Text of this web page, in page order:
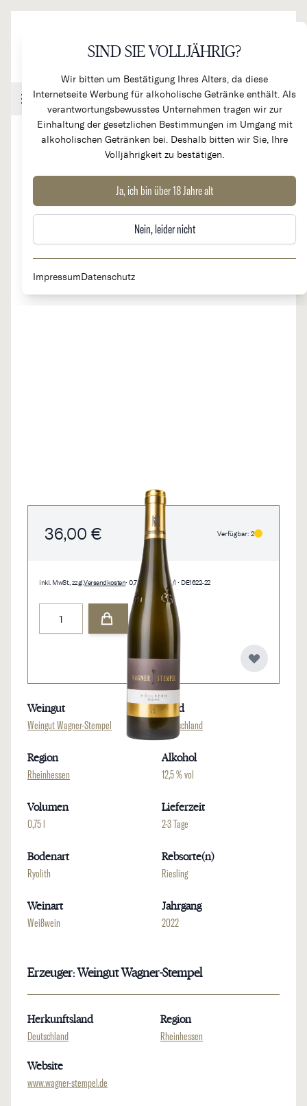
SIND SIE VOLLJÄHRIG?
Wir bitten um Bestätigung Ihres Alters, da diese
Internetseite Werbung für alkoholische Getränke enthält. Als
verantwortungsbewusstes Unternehmen tragen wir zur
Einhaltung der gesetzlichen Bestimmungen im Umgang mit
alkoholischen Getränken bei. Deshalb bitten wir Sie, Ihre
Volljährigkeit zu bestätigen.
Ja, ich bin über 18 Jahre alt
Nein, leider nicht
ImpressumDatenschutz
Handel & Gastronomie Kundenkonto Warenkorb
Höllberg GG Riesling
36,00 € Verfügbar: 2
inkl. MwSt., zzgl.Versandkosten• 0,75 l • 48,00 €/l • DE1622-22
Weingut
Weingut Wagner-Stempel
Land
Deutschland
Region
Rheinhessen
Alkohol
12,5 % vol
Volumen
0,75 l
Lieferzeit
2-3 Tage
Bodenart
Ryolith
Rebsorte(n)
Riesling
Weinart
Weißwein
Jahrgang
2022
Erzeuger: Weingut Wagner-Stempel
Herkunftsland
Deutschland
Region
Rheinhessen
Website
www.wagner-stempel.de